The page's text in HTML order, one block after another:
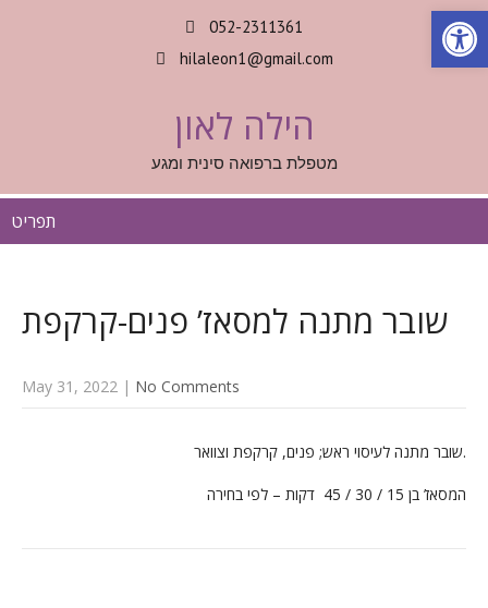
052-2311361
hilaleon1@gmail.com
הילה לאון
מטפלת ברפואה סינית ומגע
תפריט
שובר מתנה למסאז’ פנים-קרקפת
May 31, 2022 | No Comments
שובר מתנה לעיסוי ראש; פנים, קרקפת וצוואר.
המסאז’ בן 15 / 30 / 45 דקות – לפי בחירה